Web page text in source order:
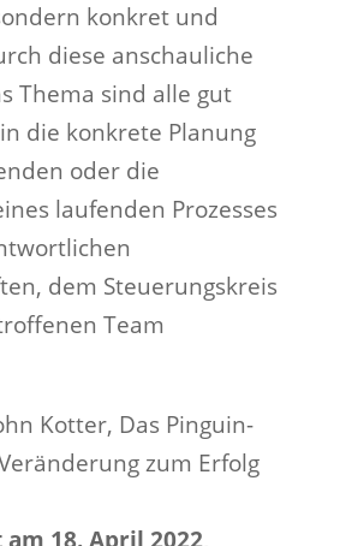
konkret und
diese anschauliche
Thema sind alle gut
die konkrete Planung
oder die
laufenden Prozesses
dem Steuerungskreis
Team
Kotter, Das Pinguin-
zum Erfolg